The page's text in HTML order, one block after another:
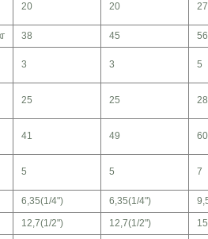
20 20 27
38 45
56
3 3 5
25 25 28
41 49 60
5 5 7
6,35(1/4") 6,35(1/4")
12,7(1/2") 12,7(1/2")